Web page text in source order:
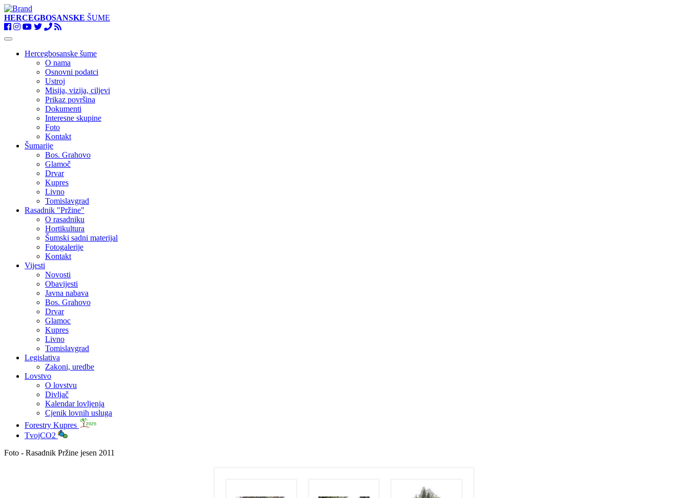
HERCEGBOSANSKE ŠUME
Toggle
navigationHercegbosanske šume
O nama
Osnovni podatci
Ustroj
Misija, vizija, ciljevi
Prikaz površina
Dokumenti
Interesne skupine
Foto
Kontakt
Šumarije
Bos. Grahovo
Glamoč
Drvar
Kupres
Livno
Tomislavgrad
Rasadnik "Pržine"
O rasadniku
Hortikultura
Šumski sadni materijal
Fotogalerije
Kontakt
Vijesti
Novosti
Obavijesti
Javna nabava
Bos. Grahovo
Drvar
Glamoc
Kupres
Livno
Tomislavgrad
Legislativa
Zakoni, uredbe
Lovstvo
O lovstvu
Divljač
Kalendar lovljenja
Cjenik lovnih usluga
Forestry Kupres
TvojCO2
Foto - Rasadnik Pržine jesen 2011